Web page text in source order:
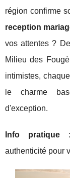
région confirme
reception
vos attentes ?
Milieu des
intimistes, chaque
le charme
d'exception.
Info pratique :
authenticité pour